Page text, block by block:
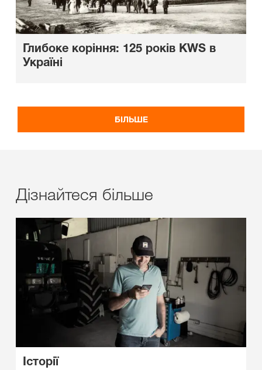
Глибоке коріння: 125 років KWS в
Україні
БІЛЬШЕ
Дізнайтеся більше
Історії